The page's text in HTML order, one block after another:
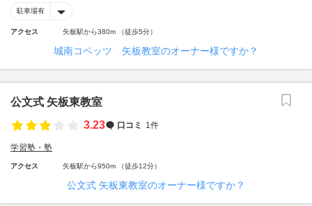
駐車場有
アクセス 矢板駅から380m （徒歩5分）
城南コベッツ 矢板教室のオーナー様ですか？
公文式 矢板東教室
3.23
口コミ 1件
学習塾・塾
アクセス 矢板駅から950m （徒歩12分）
公文式 矢板東教室のオーナー様ですか？